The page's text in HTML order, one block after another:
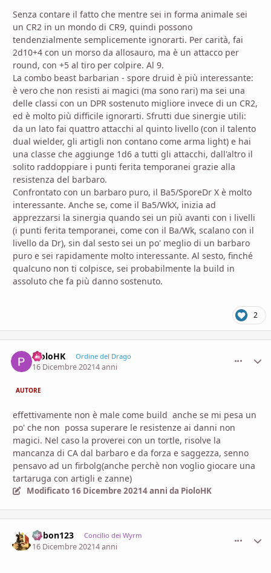
Senza contare il fatto che mentre sei in forma animale sei
un CR2 in un mondo di CR9, quindi possono
tendenzialmente semplicemente ignorarti. Per carità, fai
2d10+4 con un morso da allosauro, ma è un attacco per
round, con +5 al tiro per colpire. Al 9.
La combo beast barbarian - spore druid è più interessante:
è vero che non resisti ai magici (ma sono rari) ma sei una
delle classi con un DPR sostenuto migliore invece di un CR2,
ed è molto più difficile ignorarti. Sfrutti due sinergie utili:
da un lato fai quattro attacchi al quinto livello (con il talento
dual wielder, gli artigli non contano come arma light) e hai
una classe che aggiunge 1d6 a tutti gli attacchi, dall'altro il
solito raddoppiare i punti ferita temporanei grazie alla
resistenza del barbaro.
Confrontato con un barbaro puro, il Ba5/SporeDr X è molto
interessante. Anche se, come il Ba5/WkX, inizia ad
apprezzarsi la sinergia quando sei un più avanti con i livelli
(i punti ferita temporanei, come con il Ba/Wk, scalano con il
livello da Dr), sin dal sesto sei un po' meglio di un barbaro
puro e sei rapidamente molto interessante. Al sesto, finché
qualcuno non ti colpisce, sei probabilmente la build in
assoluto che fa più danno sostenuto.
2
PioloHK Ordine del Drago
16 Dicembre 20214 anni
AUTORE
effettivamente non è male come build anche se mi pesa un
po' che non possa superare le resistenze ai danni non
magici. Nel caso la proverei con un tortle, risolve la
mancanza di CA dal barbaro e da forza e saggezza, senno
pensavo ad un firbolg(anche perchè non voglio giocare una
tartaruga con artigli e zanne)
Modificato 16 Dicembre 20214 anni da PioloHK
bobon123 Concilio dei Wyrm
16 Dicembre 20214 anni